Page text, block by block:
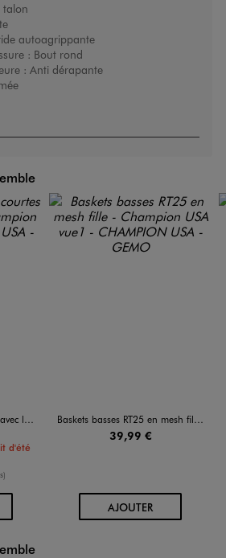
talon
autoagrippante
: Bout rond
: Anti dérapante
d'été
Baskets basses RT25 en mesh fille - Champion USA
39,99 €
AJOUTERAU PANIER